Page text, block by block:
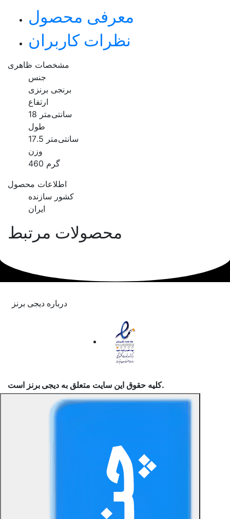
معرفی محصول
نظرات کاربران
مشخصات ظاهری
جنس
برنجی برنزی
ارتفاع
18 سانتی‌متر
طول
17.5 سانتی‌متر
وزن
460 گرم
اطلاعات محصول
کشور سازنده
ایران
محصولات مرتبط
درباره دیجی برنز
کلیه حقوق این سایت متعلق به دیجی برنز است.